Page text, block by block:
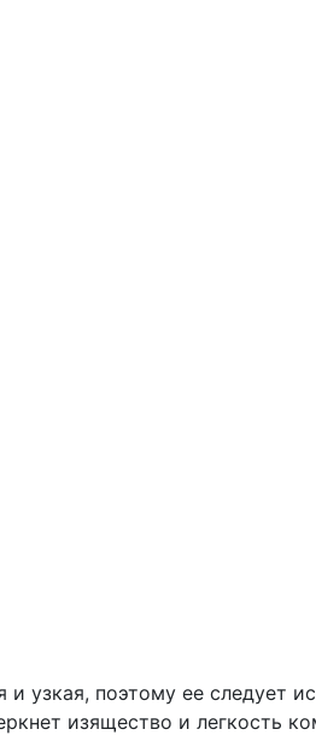
узкая, поэтому ее следует
изящество и легкость